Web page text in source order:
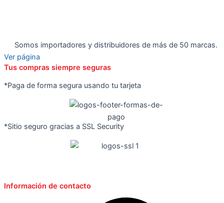
Somos importadores y distribuidores de más de 50 marcas.
Ver página
Tus compras siempre seguras
*Paga de forma segura usando tu tarjeta
*Sitio seguro gracias a SSL Security
Información de contacto